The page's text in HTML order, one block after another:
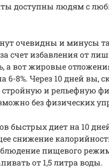
доступны людям с
очевидны и минусы
счет избавления от
а вот жировые
8%. Через 10 дней вы,
стройную и рельефную
без физических
быстрых диет на 10
снижение
пищевого
от 1,5 литра воды.